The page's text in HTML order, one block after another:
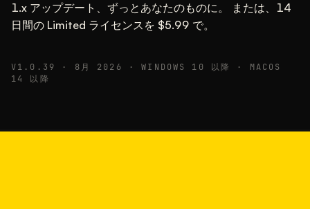
1.x アップデート、ずっとあなたのものに。 または、14
日間の Limited ライセンスを $5.99 で。
V1.0.39 · 8月 2026 · WINDOWS 10 以降 · MACOS
14 以降